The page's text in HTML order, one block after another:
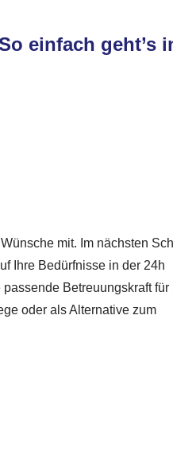
einfach geht’s
mit. Im nächsten
Ihre Bedürfnisse in der 24h
Betreuungskraft für
oder als Alternative zum